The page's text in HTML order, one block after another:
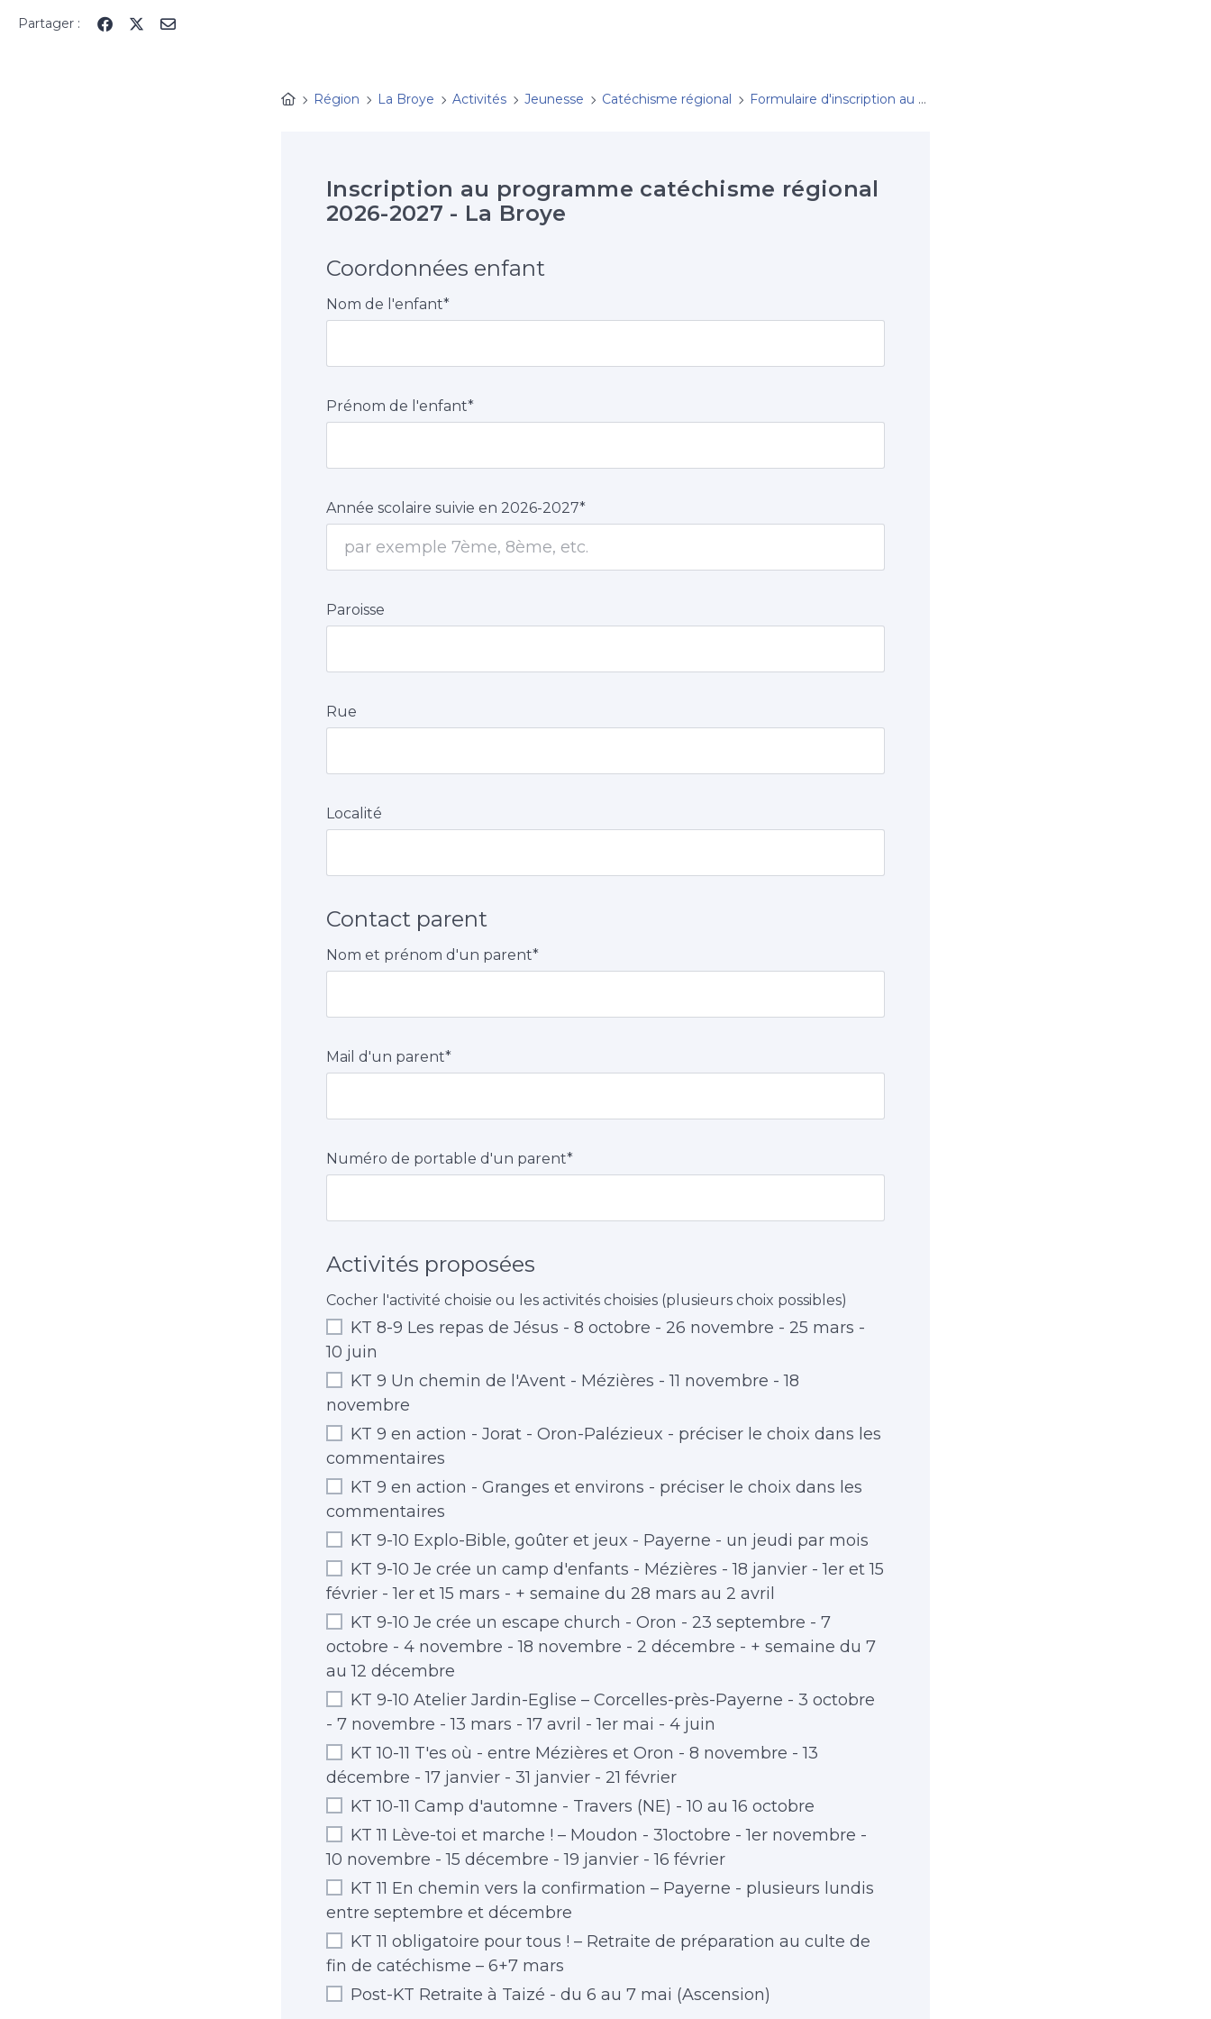
Partager :
Région La Broye Activités Jeunesse Catéchisme régional Formulaire d'inscription au programme de catéchisme 2026-2027
Inscription au programme catéchisme régional
2026-2027 - La Broye
Coordonnées enfant
Nom de l'enfant*
Prénom de l'enfant*
Année scolaire suivie en 2026-2027*
Paroisse
Rue
Localité
Contact parent
Nom et prénom d'un parent*
Mail d'un parent*
Numéro de portable d'un parent*
Activités proposées
Cocher l'activité choisie ou les activités choisies (plusieurs choix possibles)
KT 8-9 Les repas de Jésus - 8 octobre - 26 novembre - 25 mars -
10 juin
KT 9 Un chemin de l'Avent - Mézières - 11 novembre - 18
novembre
KT 9 en action - Jorat - Oron-Palézieux - préciser le choix dans les
commentaires
KT 9 en action - Granges et environs - préciser le choix dans les
commentaires
KT 9-10 Explo-Bible, goûter et jeux - Payerne - un jeudi par mois
KT 9-10 Je crée un camp d'enfants - Mézières - 18 janvier - 1er et 15
février - 1er et 15 mars - + semaine du 28 mars au 2 avril
KT 9-10 Je crée un escape church - Oron - 23 septembre - 7
octobre - 4 novembre - 18 novembre - 2 décembre - + semaine du 7
au 12 décembre
KT 9-10 Atelier Jardin-Eglise – Corcelles-près-Payerne - 3 octobre
- 7 novembre - 13 mars - 17 avril - 1er mai - 4 juin
KT 10-11 T'es où - entre Mézières et Oron - 8 novembre - 13
décembre - 17 janvier - 31 janvier - 21 février
KT 10-11 Camp d'automne - Travers (NE) - 10 au 16 octobre
KT 11 Lève-toi et marche ! – Moudon - 31octobre - 1er novembre -
10 novembre - 15 décembre - 19 janvier - 16 février
KT 11 En chemin vers la confirmation – Payerne - plusieurs lundis
entre septembre et décembre
KT 11 obligatoire pour tous ! – Retraite de préparation au culte de
fin de catéchisme – 6+7 mars
Post-KT Retraite à Taizé - du 6 au 7 mai (Ascension)
Panneau de gestion des cookies